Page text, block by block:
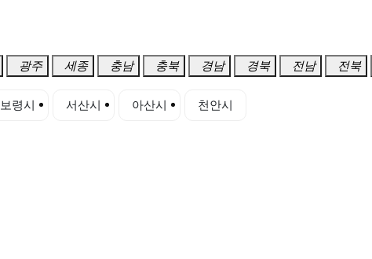
광주 세종 충남 충북 경남 경북 전남 전북
보령시 서산시 아산시
천안시